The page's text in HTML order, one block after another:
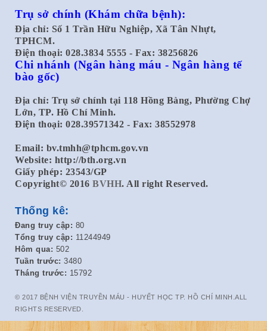
Trụ sở chính (Khám chữa bệnh):
Địa chỉ: Số 1 Trần Hữu Nghiệp, Xã Tân Nhựt,
TPHCM.
Điện thoại: 028.3834 5555 - Fax: 38256826
Chi nhánh (Ngân hàng máu - Ngân hàng tế
bào gốc)
Địa chỉ: Trụ sở chính tại 118 Hồng Bàng, Phường Chợ
Lớn, TP. Hồ Chí Minh.
Điện thoại: 028.39571342 - Fax: 38552978
Email: bv.tmhh@tphcm.gov.vn
Website: http://bth.org.vn
Giấy phép: 23543/GP
Copyright© 2016 BVHH. All right Reserved.
Thống kê:
Đang truy cập: 80
Tổng truy cập: 11244949
Hôm qua: 502
Tuần trước: 3480
Tháng trước: 15792
© 2017 BỆNH VIỆN TRUYỀN MÁU - HUYẾT HỌC TP. HỒ CHÍ MINH.ALL
RIGHTS RESERVED.